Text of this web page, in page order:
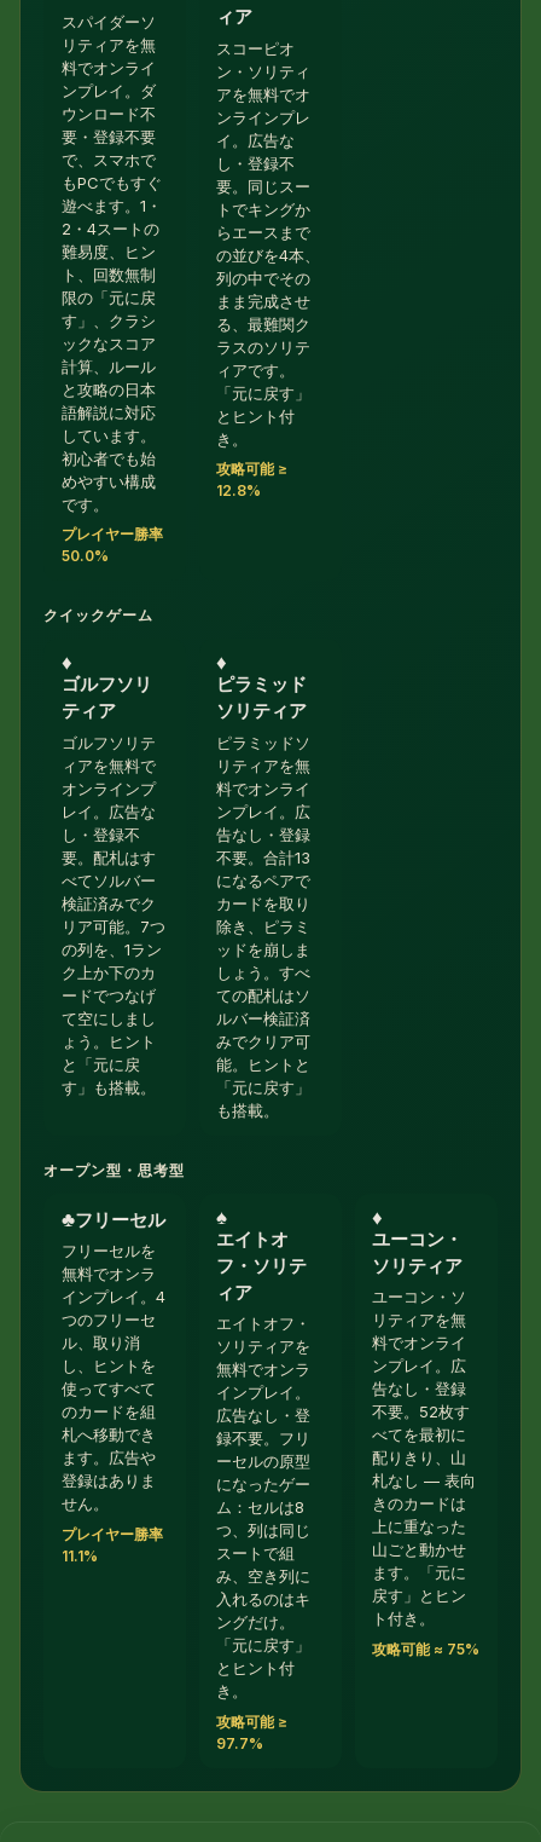
スパイダーソ
リティアを無
料でオンライ
ンプレイ。ダ
ウンロード不
要・登録不要
で、スマホで
もPCでもすぐ
遊べます。1・
2・4スートの
難易度、ヒン
ト、回数無制
限の「元に戻
す」、クラシ
ックなスコア
計算、ルール
と攻略の日本
語解説に対応
しています。
初心者でも始
めやすい構成
です。
プレイヤー勝率
50.0%
ィア
スコーピオ
ン・ソリティ
アを無料でオ
ンラインプレ
イ。広告な
し・登録不
要。同じスー
トでキングか
らエースまで
の並びを4本、
列の中でその
まま完成させ
る、最難関ク
ラスのソリテ
ィアです。
「元に戻す」
とヒント付
き。
攻略可能 ≥
12.8%
クイックゲーム
♦︎
ゴルフソリ
ティア
ゴルフソリテ
ィアを無料で
オンラインプ
レイ。広告な
し・登録不
要。配札はす
べてソルバー
検証済みでク
リア可能。7つ
の列を、1ラン
ク上か下のカ
ードでつなげ
て空にしまし
ょう。ヒント
と「元に戻
す」も搭載。
♦︎
ピラミッド
ソリティア
ピラミッドソ
リティアを無
料でオンライ
ンプレイ。広
告なし・登録
不要。合計13
になるペアで
カードを取り
除き、ピラミ
ッドを崩しま
しょう。すべ
ての配札はソ
ルバー検証済
みでクリア可
能。ヒントと
「元に戻す」
も搭載。
オープン型・思考型
♣︎フリーセル
フリーセルを
無料でオンラ
インプレイ。4
つのフリーセ
ル、取り消
し、ヒントを
使ってすべて
のカードを組
札へ移動でき
ます。広告や
登録はありま
せん。
プレイヤー勝率
11.1%
♠︎
エイトオ
フ・ソリテ
ィア
エイトオフ・
ソリティアを
無料でオンラ
インプレイ。
広告なし・登
録不要。フリ
ーセルの原型
になったゲー
ム：セルは8
つ、列は同じ
スートで組
み、空き列に
入れるのはキ
ングだけ。
「元に戻す」
とヒント付
き。
攻略可能 ≥
97.7%
♦︎
ユーコン・
ソリティア
ユーコン・ソ
リティアを無
料でオンライ
ンプレイ。広
告なし・登録
不要。52枚す
べてを最初に
配りきり、山
札なし — 表向
きのカードは
上に重なった
山ごと動かせ
ます。「元に
戻す」とヒン
ト付き。
攻略可能 ≈ 75%